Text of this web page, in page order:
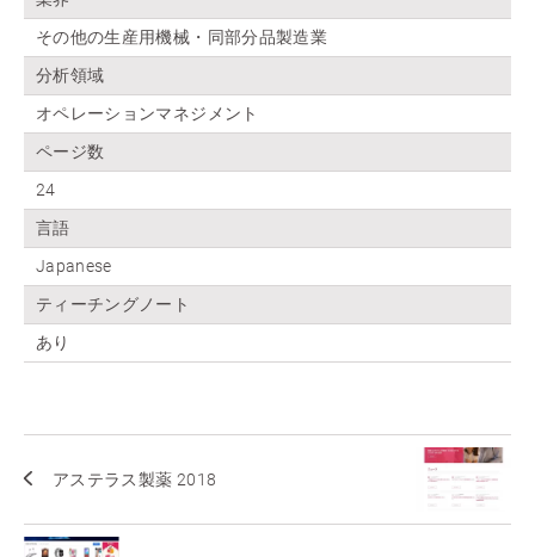
その他の生産用機械・同部分品製造業
分析領域
オペレーションマネジメント
ページ数
24
言語
Japanese
ティーチングノート
あり
アステラス製薬 2018